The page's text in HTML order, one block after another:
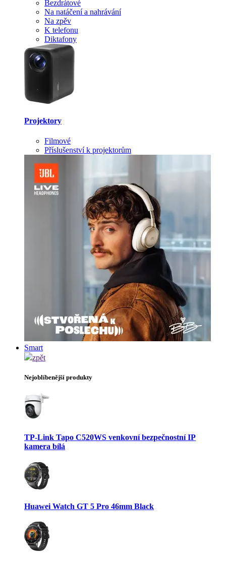
Bezdrátové
Na natáčení a nahrávání
Na zpěv
K telefonu
Diktafony
Projektory
Filmové
Příslušenství k projektorům
Smart
zpět
Nejoblíbenější produkty
TP-Link Tapo C520WS venkovní bezpečnostní IP
kamera bílá
Huawei Watch GT 5 Pro 46mm Black